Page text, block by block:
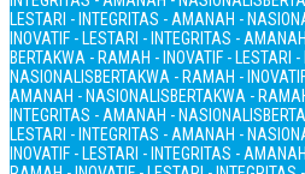
LESTARI - INTEGRITAS - AMANAH -
INOVATIF - LESTARI - INTEGRITAS -
BERTAKWA - RAMAH - INOVATIF - LESTARI
NASIONALISBERTAKWA - RAMAH -
AMANAH - NASIONALISBERTAKWA -
INTEGRITAS - AMANAH - NASIONALIS
LESTARI - INTEGRITAS - AMANAH -
INOVATIF - LESTARI - INTEGRITAS -